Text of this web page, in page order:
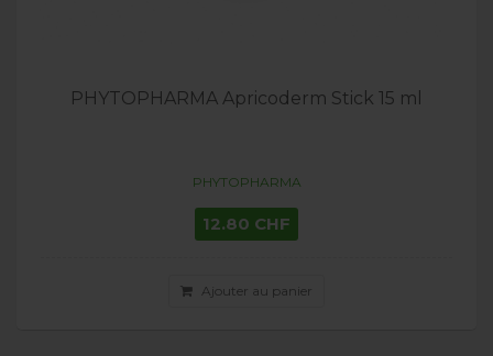
PHYTOPHARMA Apricoderm Stick 15 ml
PHYTOPHARMA
12.80 CHF
Ajouter au panier